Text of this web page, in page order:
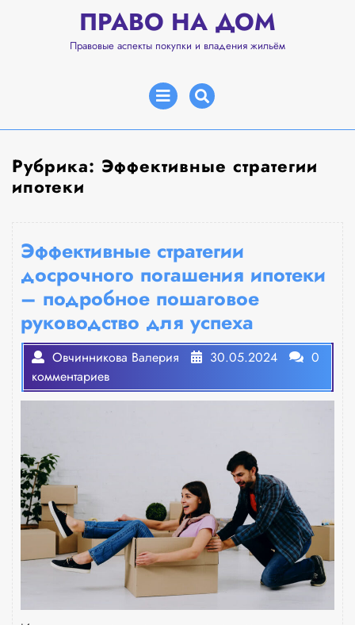
содержимому
ПРАВО НА ДОМ
Правовые аспекты покупки и владения жильём
Открыть
меню
Рубрика: Эффективные стратегии
ипотеки
Эффективные стратегии
досрочного погашения ипотеки
– подробное пошаговое
руководство для успеха
Овчинникова Валерия 30.05.2024
0
комментариев